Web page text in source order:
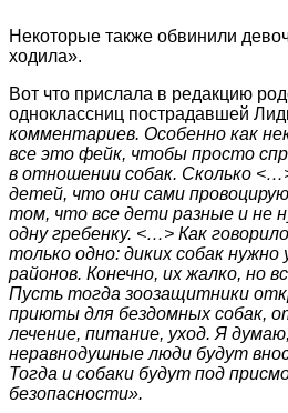
Некоторые также обвинили
ходила».
Вот что прислала в редакцию
одноклассниц пострадавшей
комментариев. Особенно как
все это фейк, чтобы просто
в отношении собак. Сколько
детей, что они сами
том, что все дети разные и не
одну гребенку. <…> Как
только одно: диких собак
районов. Конечно, их жалко, но
Пусть тогда зоозащитники
приюты для бездомных собак,
лечение, питание, уход. Я
неравнодушные люди будут
Тогда и собаки будут под
безопасности».